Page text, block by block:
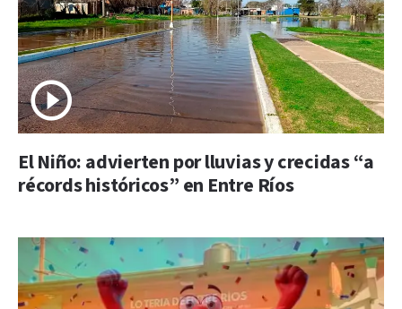
El Niño: advierten por lluvias y crecidas “a
récords históricos” en Entre Ríos